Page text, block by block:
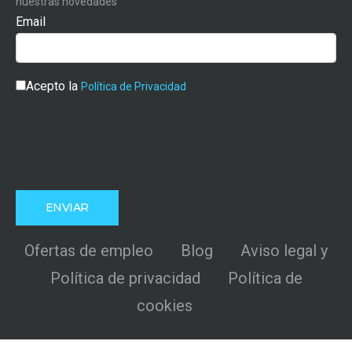
Email
Acepto la Política de Privacidad
Ofertas de empleo Blog
Aviso legal y
Política de privacidad
Política de
cookies